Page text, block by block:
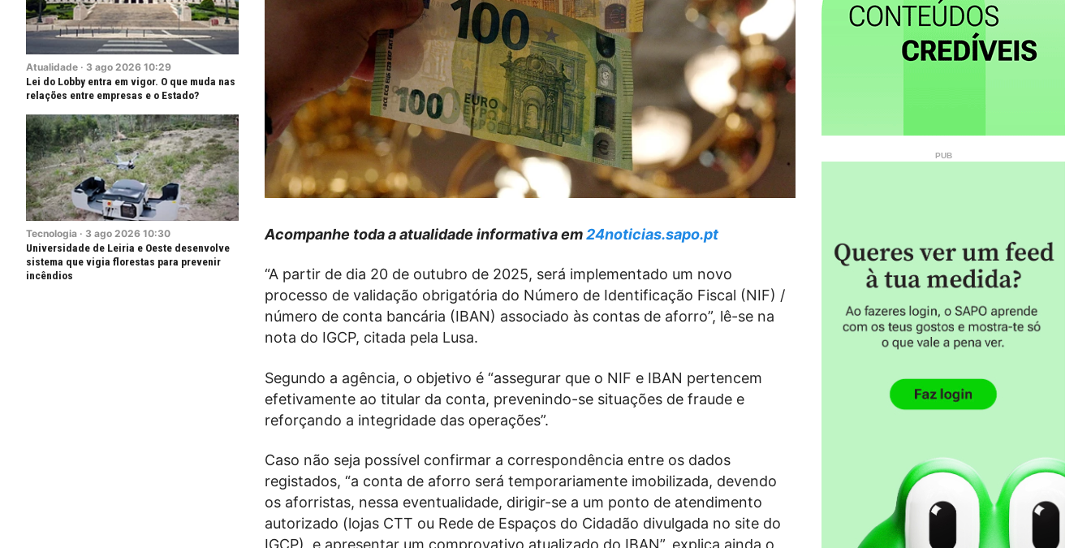
Atualidade · 3 ago 2026 10:29
Lei do Lobby entra em vigor. O que muda nas
relações entre empresas e o Estado?
Tecnologia · 3 ago 2026 10:30
Universidade de Leiria e Oeste desenvolve
sistema que vigia florestas para prevenir
incêndios
Acompanhe toda a atualidade informativa em24noticias.sapo.pt
“A partir de dia 20 de outubro de 2025, será implementado um novo
processo de validação obrigatória do Número de Identificação Fiscal (NIF) /
número de conta bancária (IBAN) associado às contas de aforro”, lê-se na
nota do IGCP, citada pela Lusa.
Segundo a agência, o objetivo é “assegurar que o NIF e IBAN pertencem
efetivamente ao titular da conta, prevenindo-se situações de fraude e
reforçando a integridade das operações”.
Caso não seja possível confirmar a correspondência entre os dados
registados, “a conta de aforro será temporariamente imobilizada, devendo
os aforristas, nessa eventualidade, dirigir-se a um ponto de atendimento
autorizado (lojas CTT ou Rede de Espaços do Cidadão divulgada no site do